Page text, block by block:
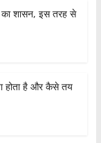
का शासन, इस तरह से
होता है और कैसे तय